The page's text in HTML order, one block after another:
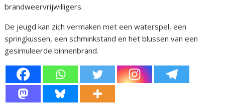
brandweervrijwilligers.
De jeugd kan zich vermaken met een waterspel, een
springkussen, een schminkstand en het blussen van een
gesimuleerde binnenbrand.